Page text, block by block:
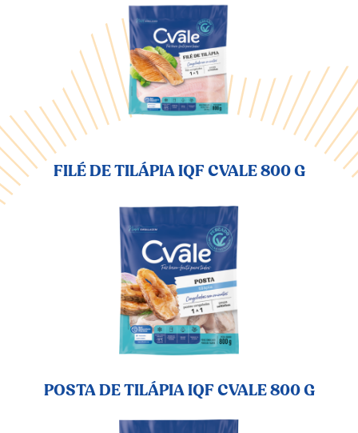
FILÉ DE TILÁPIA IQF CVALE 800 G
POSTA DE TILÁPIA IQF CVALE 800 G